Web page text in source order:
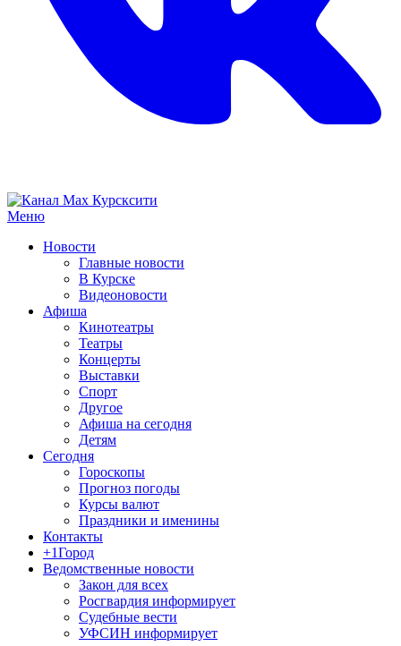
Меню
Новости
Главные новости
В Курске
Видеоновости
Афиша
Кинотеатры
Театры
Концерты
Выставки
Спорт
Другое
Афиша на сегодня
Детям
Сегодня
Гороскопы
Прогноз погоды
Курсы валют
Праздники и именины
Контакты
+1Город
Ведомственные новости
Закон для всех
Росгвардия информирует
Судебные вести
УФСИН информирует